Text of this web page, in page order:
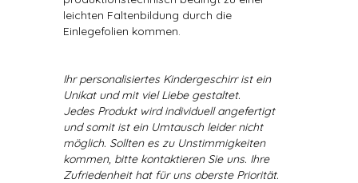
leichten Faltenbildung durch die
Einlegefolien kommen.
Ihr personalisiertes Kindergeschirr ist ein
Unikat und mit viel Liebe gestaltet.
Jedes Produkt wird individuell angefertigt
und somit ist ein Umtausch leider nicht
möglich. Sollten es zu Unstimmigkeiten
kommen, bitte kontaktieren Sie uns. Ihre
Zufriedenheit hat für uns oberste Priorität.